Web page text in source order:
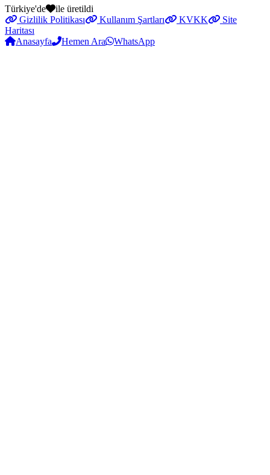
Türkiye'de
ile üretildi
Gizlilik Politikası
Kullanım Şartları KVKK
Site
Haritası
Anasayfa
Hemen Ara WhatsApp